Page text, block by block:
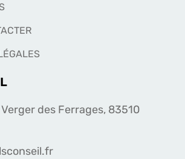
des Ferrages, 83510